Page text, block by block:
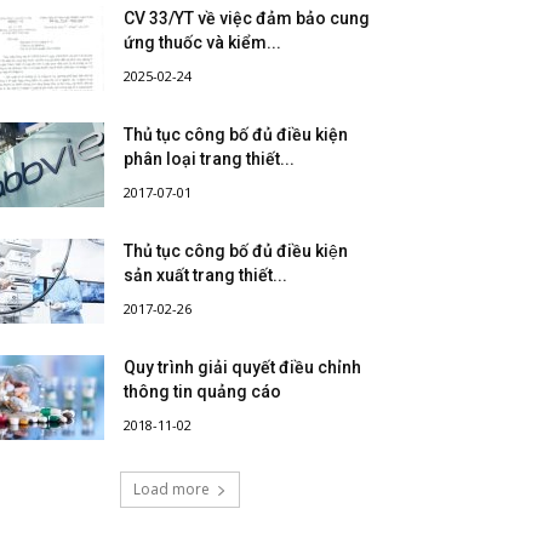
CV 33/YT về việc đảm bảo cung
ứng thuốc và kiểm...
2025-02-24
Thủ tục công bố đủ điều kiện
phân loại trang thiết...
2017-07-01
Thủ tục công bố đủ điều kiện
sản xuất trang thiết...
2017-02-26
Quy trình giải quyết điều chỉnh
thông tin quảng cáo
2018-11-02
Load more